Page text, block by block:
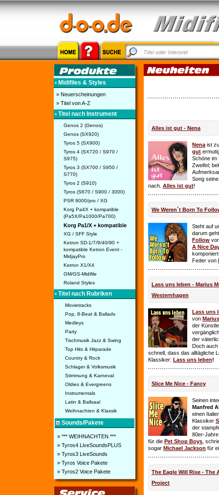
• Midifiles & Styles
» Neuerscheinungen
» Titel von A-Z
• Titel nach Instrument
Genos 2 (Genos)
Genos (SX920)
Tyros 5 (SX900)
Tyros 4 (SX720 / S970 /
S975)
Tyros 3 (SX700 / S950 /
S770)
Tyros 2 (S910)
Tyros (S670 / S900 / 3000)
PSR 9000/pro / XG
Korg Pa4X + kompatible
(Pa5X/Pa1000/Pa700)
Korg Pa1/X + kompatible
XG / SFF Style
Ketron SD-1/7/9/40/90 +
kompatible Ketron Event -
MidjayPro
Ketron X1/X4
GM/GS-Midifile
Roland Styles
• Titel nach Rubriken
Movietracks
Pop, 8-Beat & Ballads
Medleys
Party
Tischmusik Jazz & Swing
Top Hits & Hitparade
Country & Rock
Schlager & Volksmusik
Stimmung & Karneval
Oldies & Evergreens
Instrumentals
Latin & Ballsaal
Weihnachten & Klassik
Sounds/Pakete
» *** WEIHNACHTEN ***
» Tyros4 LiveSoundsPLUS
» Tyros3 LiveSounds
» Tyros Voice Pakete
» Tyros2 Voice Pakete
Alles ist gut - Nena
Nena ist
gut
Schöne im
Zweifel;
Song
nach. Alles ist gut!
We Weren´t Born To
Steht auf
darum
Follow
A Nice
Feder von
Lass uns leben - Marius
Westernhagen
Lass uns
von
der
der
Doch auch
schnell, dass das alltägliche
Klassiker: Lass uns leben!
Slice Me Nice - Fancy
Seinen
Manfred
einen
Klassiker
der
80er-
für die Pet Shop Boys ,
sogar Michael Jackson für
The Eagle Will Rise - The
Project